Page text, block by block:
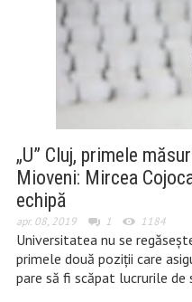
„U” Cluj, primele
Mioveni: Mircea
echipă
apr. 08, 2019 1 1184
Universitatea nu se
primele două poziții care
pare să fi scăpat lucrurile